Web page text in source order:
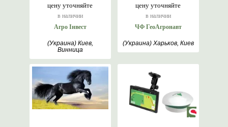
цену уточняйте
в наличии
Агро Інвест
(Украина) Киев,
Винница
цену уточняйте
в наличии
ЧФ ГеоАгронавт
(Украина) Харьков, Киев